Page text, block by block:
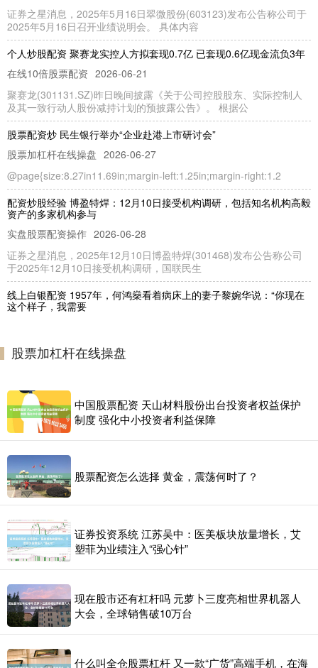
证券之星消息，2025年5月16日翠微股份(603123)发布公告称公司于
2025年5月16日召开业绩说明会。 具体内容
个人炒股配资 聚赛龙实控人方拟套现0.7亿 已套现0.6亿现金流负3年
在线10倍股票配资 2026-06-21
聚赛龙(301131.SZ)昨日晚间披露《关于公司控股股东、实际控制人
及其一致行动人股份减持计划的预披露公告》。 根据公
股票配资炒 民生银行举办“企业赴港上市研讨会”
股票加杠杆在线操盘 2026-06-27
@page{size:8.27in11.69in;margin-left:1.25in;margin-right:1.2
配资炒股经验 博盈特焊：12月10日接受机构调研，包括知名机构高毅
资产的多家机构参与
实盘股票配资操作 2026-06-28
证券之星消息，2025年12月10日博盈特焊(301468)发布公告称公司
于2025年12月10日接受机构调研，国联民生
线上白银配资 1957年，何鸿燊看着病床上的妻子黎婉华说：“你现在
这个样子，我需要
1957年，何鸿燊看着病床上的妻子黎婉华说：“你现在这个样子线上
白银配资，我需要再娶一房！”妻子回怼：“你说过只有我一个
股票加杠杆在线操盘
中国股票配资 天山材料股份出台投资者权益保护
制度 强化中小投资者利益保障
股票配资怎么选择 黄金，震荡何时了？
证券投资系统 江苏吴中：医美板块放量增长，艾
塑菲为业绩注入“强心针”
现在股市还有杠杆吗 元萝卜三度亮相世界机器人
大会，全球销售破10万台
什么叫全仓股票杠杆 又一款“广货”高端手机，在海